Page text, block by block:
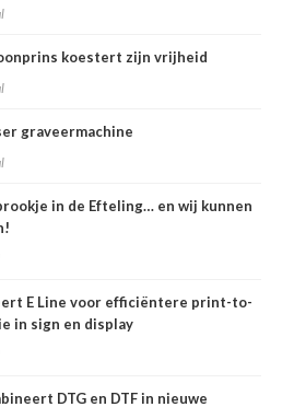
koestert zijn vrijheid
graveermachine
in de Efteling… en wij kunnen
E Line voor efficiëntere print-to-
in sign en display
DTG en DTF in nieuwe